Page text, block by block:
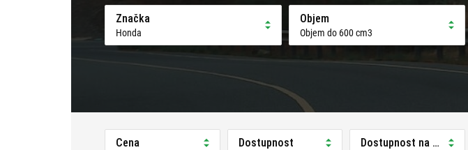
Značka
Honda
Objem
Objem do 600 cm3
Cena Dostupnost Dostupnost na prodejně